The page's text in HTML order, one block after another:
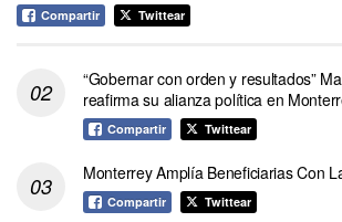
Compartir Twittear
“Gobernar con orden y resultados”
reafirma su alianza política en
Compartir Twittear
Monterrey Amplía Beneficiarias Con
Compartir Twittear